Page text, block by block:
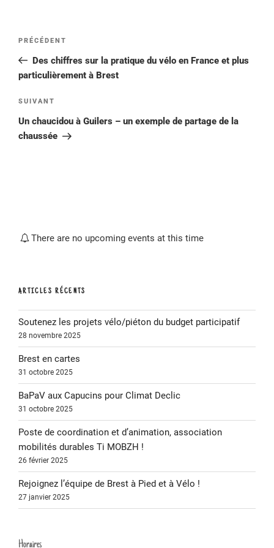
Navigation
l’article
Article
précédent
PRÉCÉDENT
Des chiffres sur la pratique du vélo en France et plus
particulièrement à Brest
Article
suivant
SUIVANT
Un chaucidou à Guilers – un exemple de partage de la
chaussée
There are no upcoming events at this time
ARTICLES RÉCENTS
Soutenez les projets vélo/piéton du budget participatif
28 novembre 2025
Brest en cartes
31 octobre 2025
BaPaV aux Capucins pour Climat Declic
31 octobre 2025
Poste de coordination et d’animation, association
mobilités durables Ti MOBZH !
26 février 2025
Rejoignez l’équipe de Brest à Pied et à Vélo !
27 janvier 2025
Horaires